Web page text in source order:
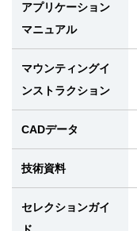
アプリケーション
マニュアル
マウンティングイ
ンストラクション
CADデータ
技術資料
セレクションガイ